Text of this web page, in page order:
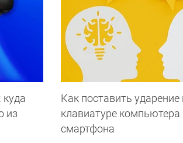
куда
из
Как поставить ударение
клавиатуре компьютера
смартфона